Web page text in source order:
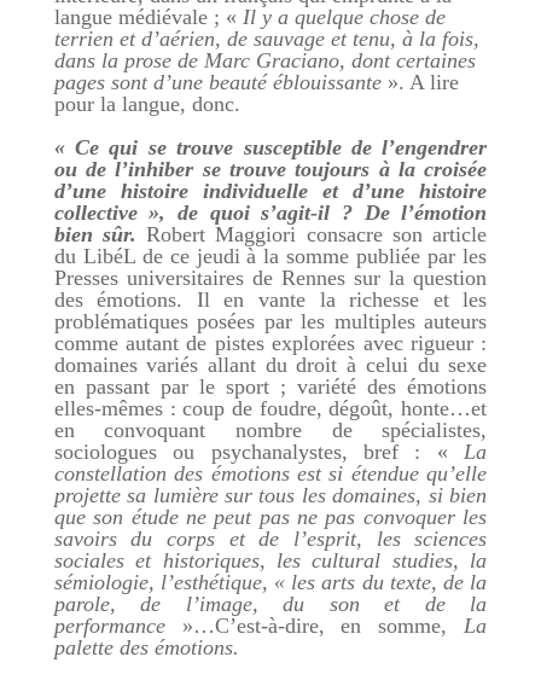
langue médiévale ; « Il y a quelque chose de
terrien et d’aérien, de sauvage et tenu, à la fois,
dans la prose de Marc Graciano, dont certaines
pages sont d’une beauté éblouissante ». A lire
pour la langue, donc.
« Ce qui se trouve susceptible de l’engendrer
ou de l’inhiber se trouve toujours à la croisée
d’une histoire individuelle et d’une histoire
collective », de quoi s’agit-il ? De l’émotion
bien sûr.Robert Maggiori consacre son article
du LibéL de ce jeudi à la somme publiée par les
Presses universitaires de Rennes sur la question
des émotions. Il en vante la richesse et les
problématiques posées par les multiples auteurs
comme autant de pistes explorées avec rigueur :
domaines variés allant du droit à celui du sexe
en passant par le sport ; variété des émotions
elles-mêmes : coup de foudre, dégoût, honte…et
en convoquant nombre de spécialistes,
sociologues ou psychanalystes, bref : «La
constellation des émotions est si étendue qu’elle
projette sa lumière sur tous les domaines, si bien
que son étude ne peut pas ne pas convoquer les
savoirs du corps et de l’esprit, les sciences
sociales et historiques, les cultural studies, la
sémiologie, l’esthétique, « les arts du texte, de la
parole, de l’image, du son et de la
performance»…C’est-à-dire, en somme,La
palette des émotions.